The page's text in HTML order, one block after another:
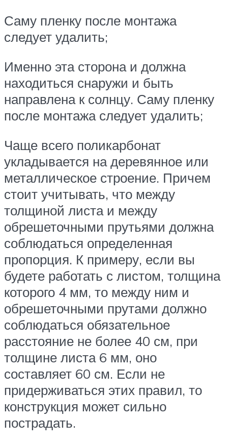
Саму пленку после монтажа
следует удалить;
Именно эта сторона и должна
находиться снаружи и быть
направлена к солнцу. Саму пленку
после монтажа следует удалить;
Чаще всего поликарбонат
укладывается на деревянное или
металлическое строение. Причем
стоит учитывать, что между
толщиной листа и между
обрешеточными прутьями должна
соблюдаться определенная
пропорция. К примеру, если вы
будете работать с листом, толщина
которого 4 мм, то между ним и
обрешеточными прутами должно
соблюдаться обязательное
расстояние не более 40 см, при
толщине листа 6 мм, оно
составляет 60 см. Если не
придерживаться этих правил, то
конструкция может сильно
пострадать.